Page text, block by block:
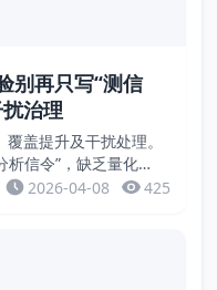
别再只写“测信
治理
盖提升及干扰处理。
析信令”，缺乏量化成
切换成功率、流量增
2026-04-08 425